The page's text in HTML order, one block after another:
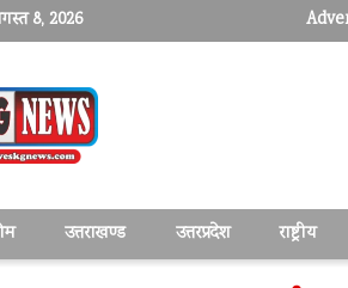
8, 2026
उत्तराखण्ड उत्तरप्रदेश राष्ट्रीय